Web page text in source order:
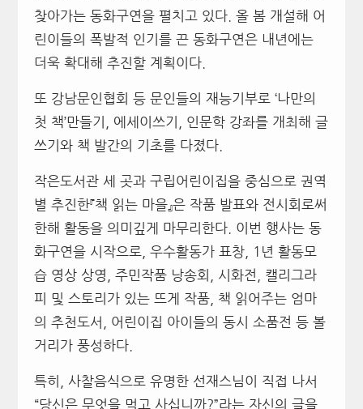
찾아가는 동화구연을 펼치고 있다. 올 봄 개설해 어
린이들의 폭발적 인기를 끈 동화구연은 내년에는
더욱 확대해 추진할 계획이다.
또 강남문인협회 등 문인들의 재능기부로 ‘나만의
첫 책’만들기, 에세이쓰기, 인문학 강좌를 개최해 글
쓰기와 책 발간의 기초를 다졌다.
작은도서관 세 곳과 구립어린이집을 중심으로 권역
별 추진한『책 읽는 마을』은 작품 발표와 전시회로써
한해 활동을 의미깊게 마무리한다. 이번 행사는 동
화구연을 시작으로, 우수활동가 표창, 1년 활동모
습 영상 상영, 주민작품 낭송회, 시화전, 캘리그라
피 및 스토리가 있는 뜨게 작품, 책 읽어주는 엄마
의 추천도서, 어린이집 아이들의 동시 소품전 등 볼
거리가 풍성하다.
특히, 사찰음식으로 유명한 선재스님이 직접 나서
“당신은 무엇을 먹고 사십니까?”라는 자신의 글을